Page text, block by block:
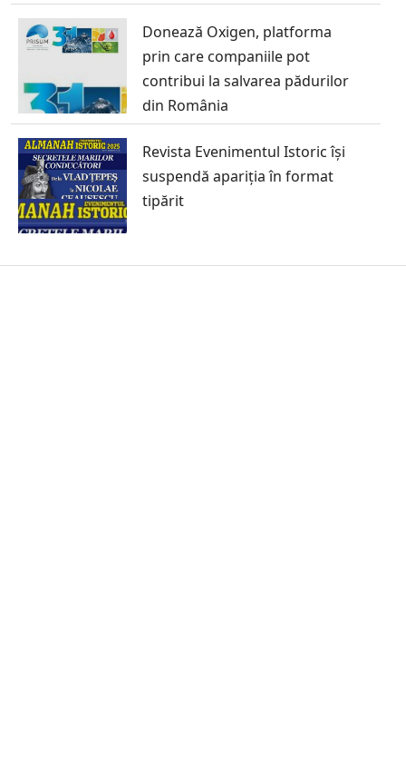
Donează Oxigen, platforma
prin care companiile pot
contribui la salvarea pădurilor
din România
Revista Evenimentul Istoric își
suspendă apariția în format
tipărit